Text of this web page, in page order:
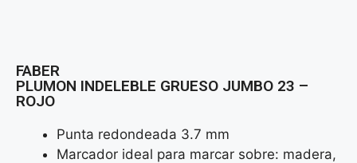
FABER
PLUMON INDELEBLE GRUESO JUMBO 23 –
ROJO
Punta redondeada 3.7 mm
Marcador ideal para marcar sobre: madera,